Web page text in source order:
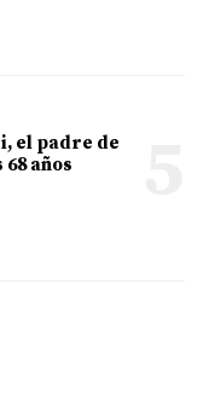
el padre de
años